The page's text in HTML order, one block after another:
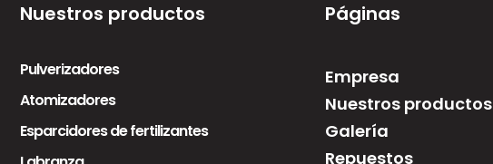
Nuestros productos
Pulverizadores
Atomizadores
Esparcidores de fertilizantes
Páginas
Empresa
Nuestros productos
Galería
Repuestos